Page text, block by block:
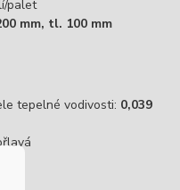
palet
mm, tl. 100 mm
tepelné vodivosti: 0,039